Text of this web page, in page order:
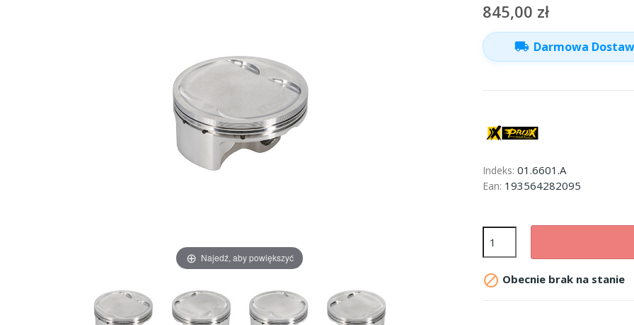
Najedź, aby powiększyć
845,00 zł
local_shipping Darmowa
Indeks: 01.6601.A
Ean: 193564282095
 Obecnie brak na stanie